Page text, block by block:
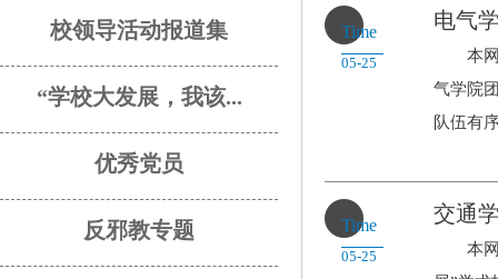
校领导活动报道集
“学校大发展，我该...
优秀党员
反邪教专题
Time
05-25
电气
本网
气学院
队伍有
Time
05-25
交通
本网